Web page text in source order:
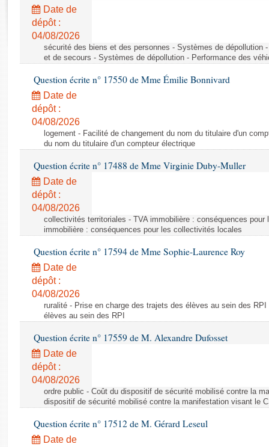
Rapports législatifs
Rapports sur l'application des lois
Baromètre de l’application des lois
Dossiers législatifs
Budget et sécurité sociale
Questions écrites et orales
Comptes rendus des débats
Date de
dépôt :
04/08/2026
sécurité des biens et des personnes - Systèmes de dépollution
et de secours - Systèmes de dépollution - Performance des
Question écrite n° 17550 de Mme Émilie Bonnivard
Date de
dépôt :
04/08/2026
logement - Facilité de changement du nom du titulaire d'un
du nom du titulaire d'un compteur électrique
Question écrite n° 17488 de Mme Virginie Duby-Muller
Date de
dépôt :
04/08/2026
collectivités territoriales - TVA immobilière : conséquences
immobilière : conséquences pour les collectivités locales
Question écrite n° 17594 de Mme Sophie-Laurence Roy
Date de
dépôt :
04/08/2026
ruralité - Prise en charge des trajets des élèves au sein des
élèves au sein des RPI
Question écrite n° 17559 de M. Alexandre Dufosset
Date de
dépôt :
04/08/2026
ordre public - Coût du dispositif de sécurité mobilisé contre la
dispositif de sécurité mobilisé contre la manifestation visant le
Question écrite n° 17512 de M. Gérard Leseul
Date de